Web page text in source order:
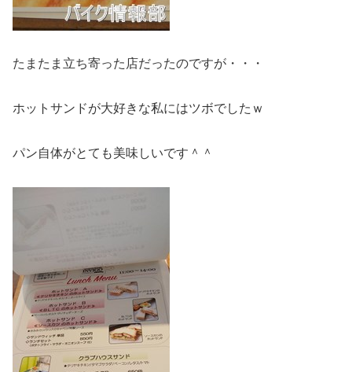
たまたま立ち寄った店だったのですが・・・
ホットサンドが大好きな私にはツボでしたｗ
パン自体がとても美味しいです＾＾